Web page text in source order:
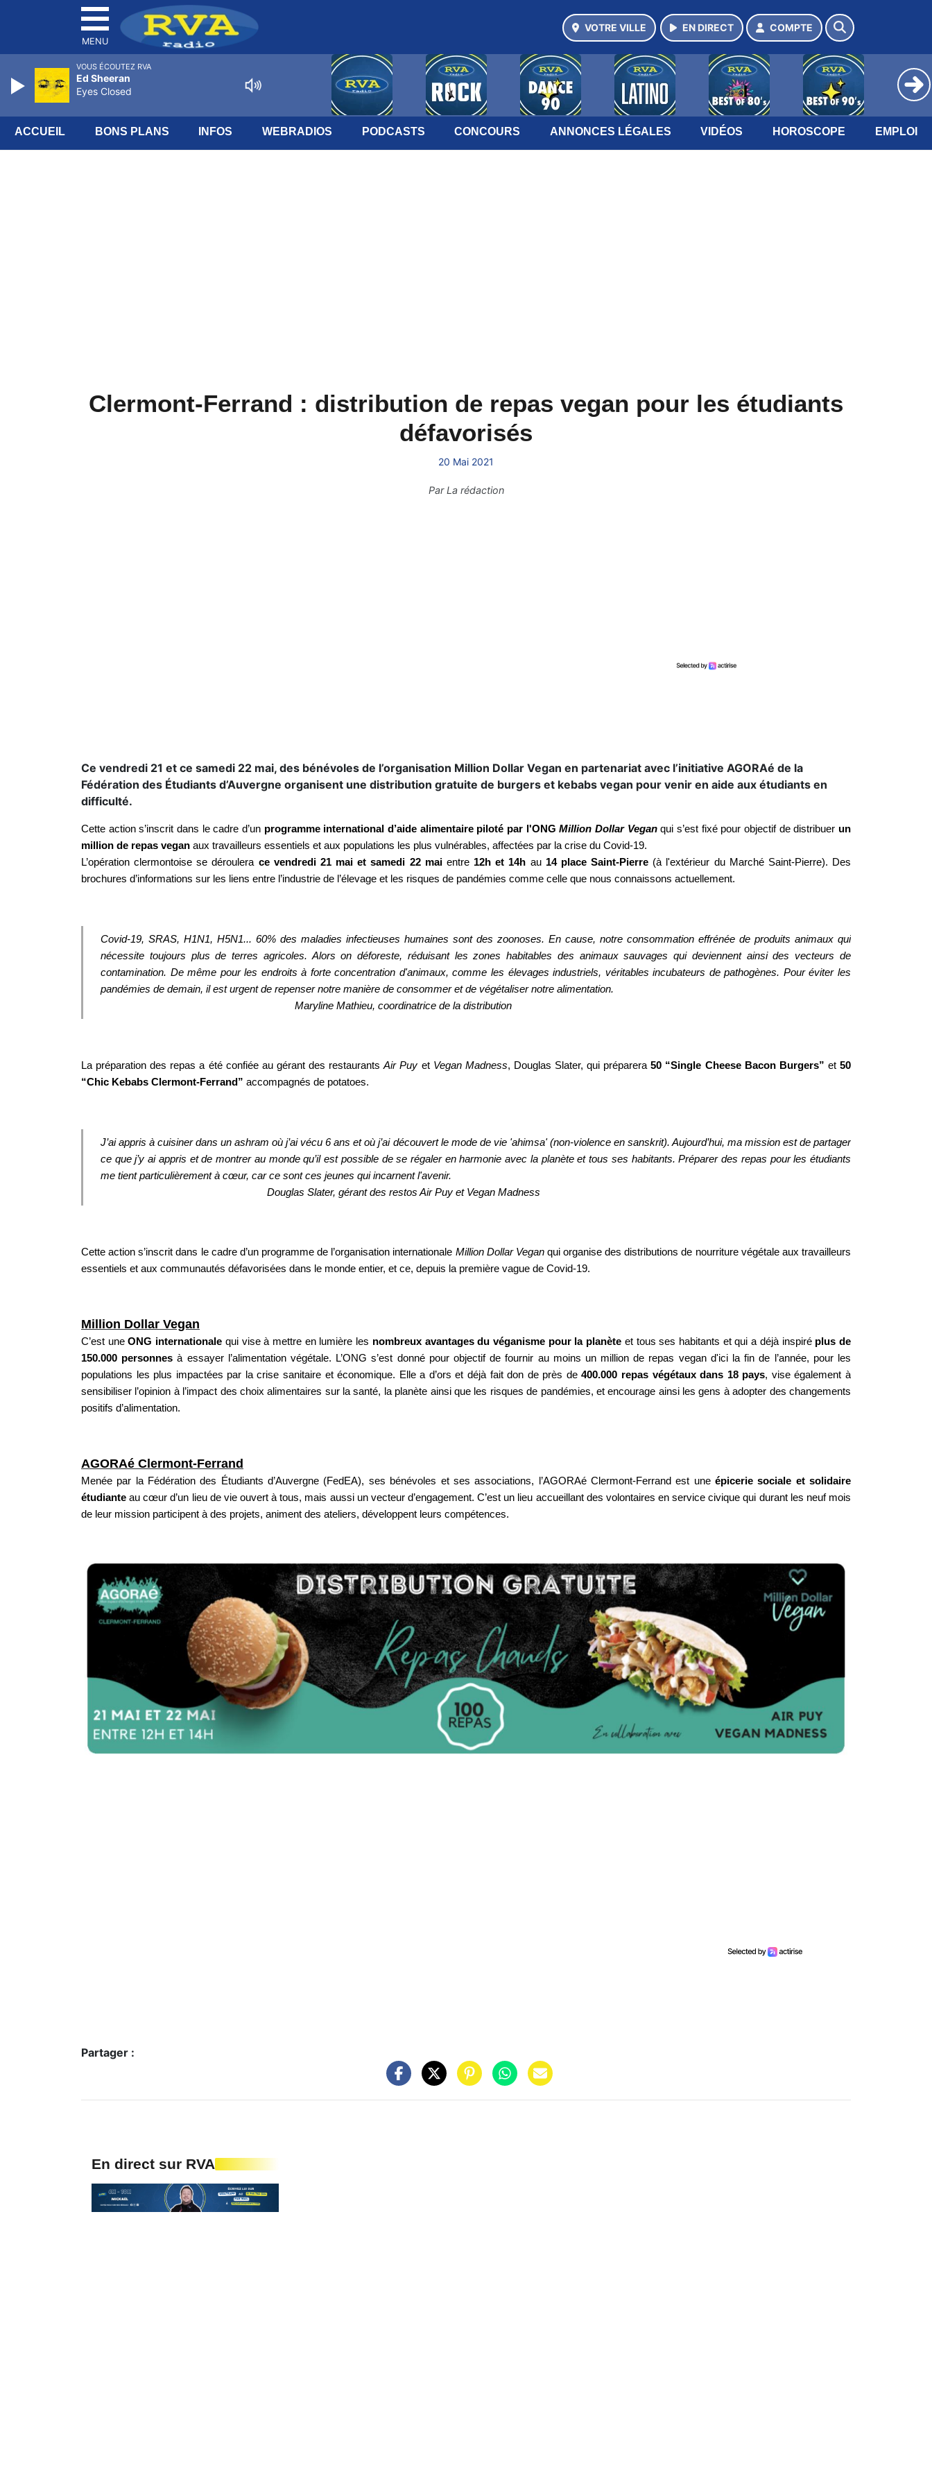
MENU
VOTRE VILLE EN DIRECT COMPTE
ACCUEIL BONS PLANS INFOS WEBRADIOS PODCASTS CONCOURS ANNONCES LÉGALES VIDÉOS HOROSCOPE EMPLOI
Clermont-Ferrand : distribution de repas vegan pour les étudiants
défavorisés
20 Mai 2021
ParLa rédaction
Ce vendredi 21 et ce samedi 22 mai, des bénévoles de l’organisation Million Dollar Vegan en partenariat avec l’initiative AGORAé de la
Fédération des Étudiants d’Auvergne organisent une distribution gratuite de burgers et kebabs vegan pour venir en aide aux étudiants en
difficulté.
Cette action s’inscrit dans le cadre d’un programme international d’aide alimentaire piloté par l'ONGMillion Dollar Veganqui s’est fixé pour objectif de distribuer un
million de repas vegan aux travailleurs essentiels et aux populations les plus vulnérables, affectées par la crise du Covid-19.
L’opération clermontoise se déroulera ce vendredi 21 mai et samedi 22 maientre12h et 14h au 14 place Saint-Pierre (à l'extérieur du Marché Saint-Pierre). Des
brochures d’informations sur les liens entre l’industrie de l’élevage et les risques de pandémies comme celle que nous connaissons actuellement.
Covid-19, SRAS, H1N1, H5N1... 60% des maladies infectieuses humaines sont des zoonoses. En cause, notre consommation effrénée de produits animaux qui
nécessite toujours plus de terres agricoles. Alors on déforeste, réduisant les zones habitables des animaux sauvages qui deviennent ainsi des vecteurs de
contamination. De même pour les endroits à forte concentration d'animaux, comme les élevages industriels, véritables incubateurs de pathogènes. Pour éviter les
pandémies de demain, il est urgent de repenser notre manière de consommer et de végétaliser notre alimentation.
Maryline Mathieu, coordinatrice de la distribution
La préparation des repas a été confiée au gérant des restaurantsAir Puy et Vegan Madness, Douglas Slater, qui préparera50 “Single Cheese Bacon Burgers” et50
“Chic Kebabs Clermont-Ferrand” accompagnés de potatoes.
J’ai appris à cuisiner dans un ashram où j’ai vécu 6 ans et où j’ai découvert le mode de vie 'ahimsa' (non-violence en sanskrit). Aujourd’hui, ma mission est de partager
ce que j’y ai appris et de montrer au monde qu’il est possible de se régaler en harmonie avec la planète et tous ses habitants. Préparer des repas pour les étudiants
me tient particulièrement à cœur, car ce sont ces jeunes qui incarnent l'avenir.
Douglas Slater, gérant des restos Air Puy et Vegan Madness
Cette action s’inscrit dans le cadre d’un programme de l’organisation internationale Million Dollar Veganqui organise des distributions de nourriture végétale aux travailleurs
essentiels et aux communautés défavorisées dans le monde entier, et ce, depuis la première vague de Covid-19.
Million Dollar Vegan
C’est uneONG internationale qui vise à mettre en lumière les nombreux avantages du véganisme pour la planète et tous ses habitants et qui a déjà inspiré plus de
150.000 personnesà essayer l’alimentation végétale. L’ONG s’est donné pour objectif de fournir au moins un million de repas vegan d'ici la fin de l’année, pour les
populations les plus impactées par la crise sanitaire et économique. Elle a d’ors et déjà fait don de près de400.000 repas végétaux dans 18 pays, vise également à
sensibiliser l’opinion à l’impact des choix alimentaires sur la santé, la planète ainsi que les risques de pandémies, et encourage ainsi les gens à adopter des changements
positifs d’alimentation.
AGORAé Clermont-Ferrand
Menée par la Fédération des Étudiants d’Auvergne (FedEA), ses bénévoles et ses associations, l’AGORAé Clermont-Ferrand est une épicerie sociale et solidaire
étudianteau cœur d’un lieu de vie ouvert à tous, mais aussi un vecteur d’engagement. C’est un lieu accueillant des volontaires en service civique qui durant les neuf mois
de leur mission participent à des projets, animent des ateliers, développent leurs compétences.
Partager :
En direct sur RVA
VOUS ÉCOUTEZ RVA
Ed Sheeran
Eyes Closed